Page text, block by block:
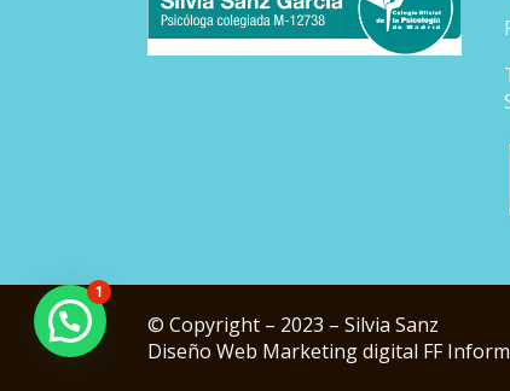
© Copyright – 2023 – Silvia Sanz
Diseño Web Marketing digital FF
1